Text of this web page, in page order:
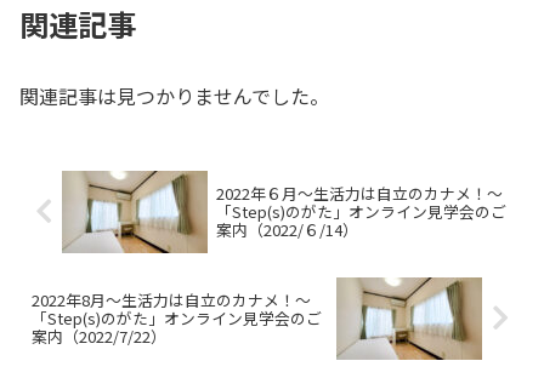
関連記事
関連記事は見つかりませんでした。
2022年６月～生活力は自立のカナメ！～
「Step(s)のがた」オンライン見学会のご
案内（2022/６/14）
2022年8月～生活力は自立のカナメ！～
「Step(s)のがた」オンライン見学会のご
案内（2022/7/22）